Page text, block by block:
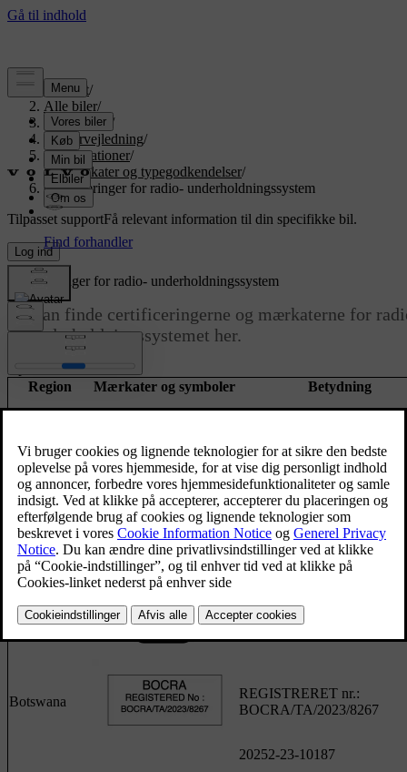
Support/
Alle biler/
EX90 2026 /
Brugervejledning/
Specifikationer/
Certifikater og typegodkendelser/
Certificeringer for radio- underholdningssystem
Tilpasset supportFå relevant information til din specifikke bil.
Log ind
Opdateret 25.04.2024
Certificeringer for radio- underholdningssystem
Du kan finde certificeringerne og mærkaterne for
og underholdningssystemet her.
Region Mærkater og symboler Betydning
Australien
Belarus
Botswana
REGISTRERET nr.:
BOCRA/TA/2023/8267
20252-23-10187